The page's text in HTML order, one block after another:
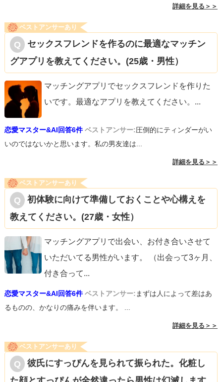
詳細を見る＞＞
ベストアンサーあり
セックスフレンドを作るのに最適なマッチン
グアプリを教えてください。(25歳・男性）
マッチングアプリでセックスフレンドを作りた
いです。最適なアプリを教えてください。 ...
恋愛マスター&AI回答6件 ベストアンサー:圧倒的にティンダーがい
いのではないかと思います。私の男友達は...
詳細を見る＞＞
ベストアンサーあり
初体験に向けて準備しておくことや心構えを
教えてください。(27歳・女性）
マッチングアプリで出会い、お付き合いさせて
いただいてる男性がいます。 （出会って3ヶ月、
付き合って...
恋愛マスター&AI回答6件 ベストアンサー:まずは人によって差はあ
るものの、かなりの痛みを伴います。 ...
詳細を見る＞＞
ベストアンサーあり
彼氏にすっぴんを見られて振られた。化粧し